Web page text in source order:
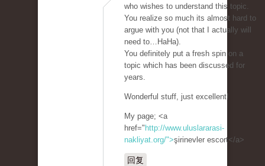
who wishes to understand this topic.
You realize so much its almost hard to
argue with you (not that I actually will
need to…HaHa).
You definitely put a fresh spin on a
topic which has been discussed for
years.
Wonderful stuff, just excellent!
My page; <a
href=" http://www.uluslararasi-
nakliyat.org/">şirinevler escort</a>
回复